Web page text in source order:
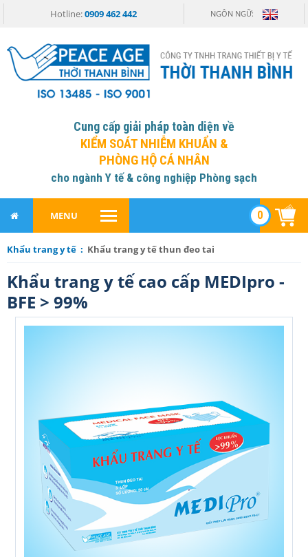
Hotline:0909 462 442 NGÔN NGỮ:
Cung cấp giải pháp toàn diện về
KIỂM SOÁT NHIỄM KHUẨN &
PHÒNG HỘ CÁ NHÂN
cho ngành Y tế & công nghiệp Phòng sạch
MENU 0
Khẩu trang y tế : Khẩu trang y tế thun đeo tai
Khẩu trang y tế cao cấp MEDIpro -
BFE > 99%